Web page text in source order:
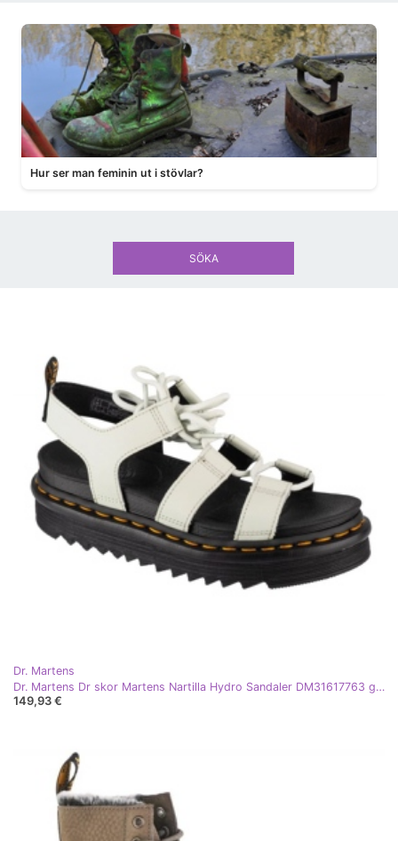
Hur ser man feminin ut i stövlar?
Dr. Martens
Dr. Martens Dr skor Martens Nartilla Hydro Sandaler DM31617763 grön
149,93 €
SÖKA